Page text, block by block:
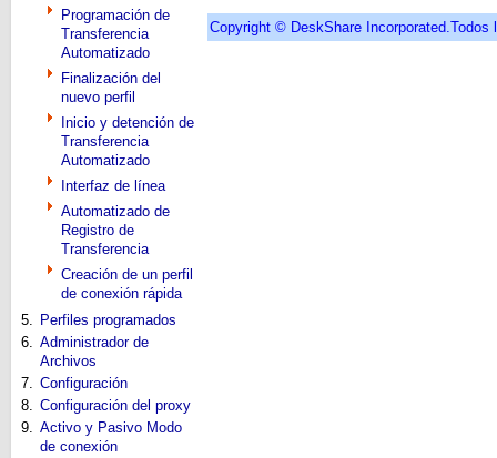
Programación de
Transferencia
Automatizado
Finalización del
nuevo perfil
Inicio y detención de
Transferencia
Automatizado
Interfaz de línea
Automatizado de
Registro de
Transferencia
Creación de un perfil
de conexión rápida
5.
Perfiles programados
6.
Administrador de
Archivos
7.
Configuración
8.
Configuración del proxy
9.
Activo y Pasivo Modo
de conexión
Copyright © DeskShare Incorporated.Todos